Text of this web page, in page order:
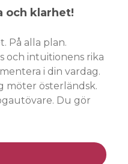
och klarhet!
På alla plan.
och intuitionens rika
i din vardag.
möter österländsk.
Du gör